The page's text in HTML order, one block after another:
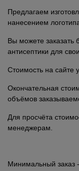
Предлагаем
нанесением
Вы можете заказать
антисептики для
Стоимость на сайте
Окончательная
объёмов
Для просчёта
менеджерам.
Минимальный заказ